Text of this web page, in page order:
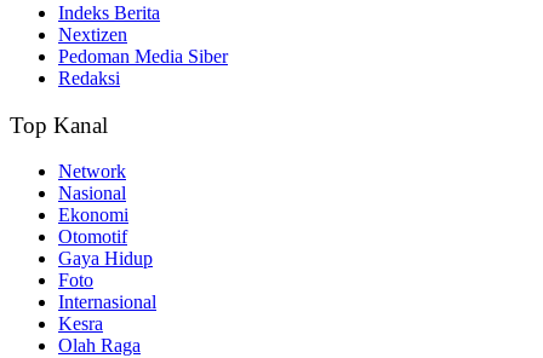
Indeks Berita
Nextizen
Pedoman Media Siber
Redaksi
Top Kanal
Network
Nasional
Ekonomi
Otomotif
Gaya Hidup
Foto
Internasional
Kesra
Olah Raga